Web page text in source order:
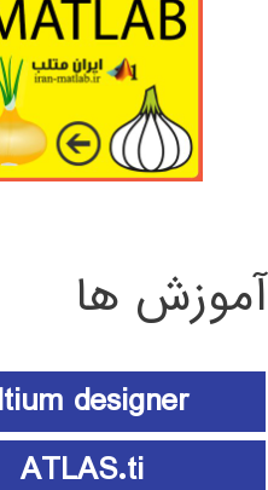
آموزش ها
designer
ATLAS.ti